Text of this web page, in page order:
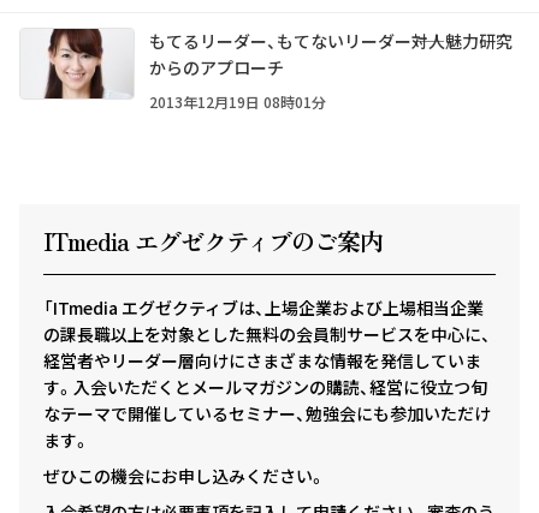
もてるリーダー、もてないリーダー――対人魅力研究
からのアプローチ
2013年12月19日 08時01分
ITmedia エグゼクティ ブのご案内
「ITmedia エグゼクティブは、上場企業および上場相当企業
の課長職以上を対象とした無料の会員制サービスを中心に、
経営者やリーダー層向けにさまざまな情報を発信していま
す。入会いただくとメールマガジンの購読、経営に役立つ旬
なテーマで開催しているセミナー、勉強会にも参加いただけ
ます。
ぜひこの機会にお申し込みください。